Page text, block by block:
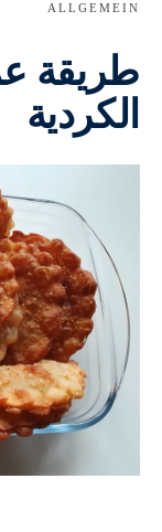
ALLGEMEIN
طريقة
الكردية